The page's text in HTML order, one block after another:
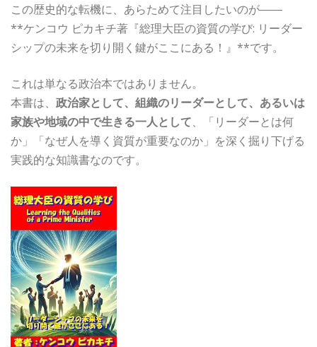
この歴史的な転機に、あらためて注目したいのが――
**ケンコウ ピカキチ著『総理大臣の資質の学び: リーダー
シップの未来を切り開く鍵がここにある！』**です。
これは単なる政治本ではありません。
本書は、 政治家として、組織のリーダーとして、あるいは
家族や地域の中で生きる一人として、「リーダーとは何
か」「なぜ人を導く資質が重要なのか」を深く掘り下げる
実践的な知識書なのです。